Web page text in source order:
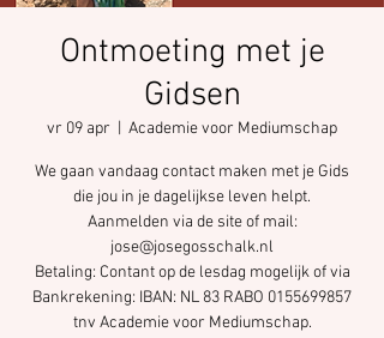
Ontmoeting met je
Gidsen
vr 09 apr Academie voor Mediumschap
We gaan vandaag contact maken met je Gids
die jou in je dagelijkse leven helpt.
Aanmelden via de site of mail:
jose@josegosschalk.nl
Betaling: Contant op de lesdag mogelijk of via
Bankrekening: IBAN: NL 83 RABO 0155699857
tnv Academie voor Mediumschap.